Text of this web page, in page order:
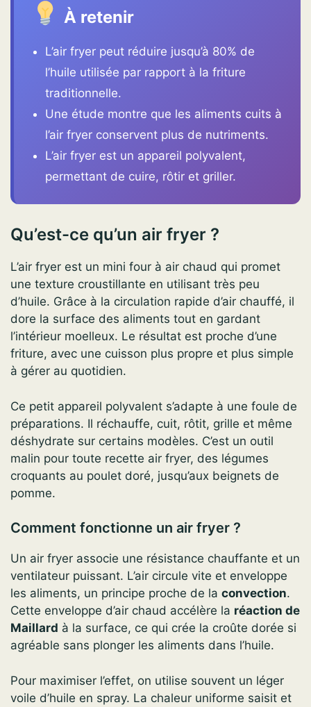
À retenir
L’air fryer peut réduire jusqu’à 80% de
l’huile utilisée par rapport à la friture
traditionnelle.
Une étude montre que les aliments cuits à
l’air fryer conservent plus de nutriments.
L’air fryer est un appareil polyvalent,
permettant de cuire, rôtir et griller.
Qu’est-ce qu’un air fryer ?
L’air fryer est un mini four à air chaud qui promet
une texture croustillante en utilisant très peu
d’huile. Grâce à la circulation rapide d’air chauffé, il
dore la surface des aliments tout en gardant
l’intérieur moelleux. Le résultat est proche d’une
friture, avec une cuisson plus propre et plus simple
à gérer au quotidien.
Ce petit appareil polyvalent s’adapte à une foule de
préparations. Il réchauffe, cuit, rôtit, grille et même
déshydrate sur certains modèles. C’est un outil
malin pour toute recette air fryer, des légumes
croquants au poulet doré, jusqu’aux beignets de
pomme.
Comment fonctionne un air fryer ?
Un air fryer associe une résistance chauffante et un
ventilateur puissant. L’air circule vite et enveloppe
les aliments, un principe proche de la convection.
Cette enveloppe d’air chaud accélère la réaction de
Maillard à la surface, ce qui crée la croûte dorée si
agréable sans plonger les aliments dans l’huile.
Pour maximiser l’effet, on utilise souvent un léger
voile d’huile en spray. La chaleur uniforme saisit et